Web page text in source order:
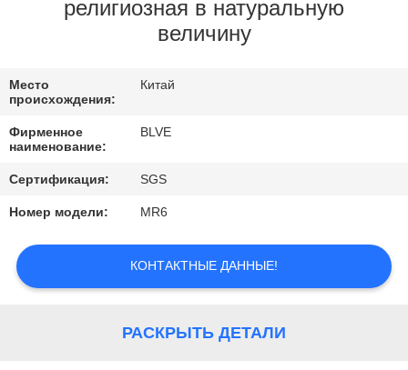
КАЧЕСТВА
САЙТА
PRIVACY
POLICY
религиозная в натуральную
величину
Место
происхождения:
Китай
Фирменное
наименование:
BLVE
Сертификация: SGS
Номер модели: MR6
КОНТАКТНЫЕ ДАННЫЕ!
РАСКРЫТЬ ДЕТАЛИ